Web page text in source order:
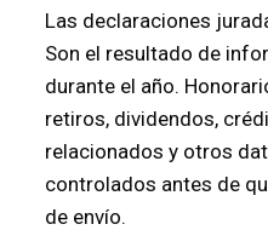
Las declaraciones
Son el resultado de
durante el año.
retiros, dividendos,
relacionados y otros
controlados antes de
de envío.